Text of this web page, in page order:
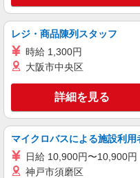
静岡県
浜」駅 ★勤務地は3000ヶ所以上★ 自宅から通い
やすいエリ
キープ
日研トータルソーシング株式
時給1,450円
1,450円〜 ◆
は3ヶ月以
静岡県
レジ・商品陳列スタッフ
時給 1,300円
大阪市中央区
詳細を見る
マイクロバスによる施設利
日給 10,900円〜10,900円
神戸市須磨区